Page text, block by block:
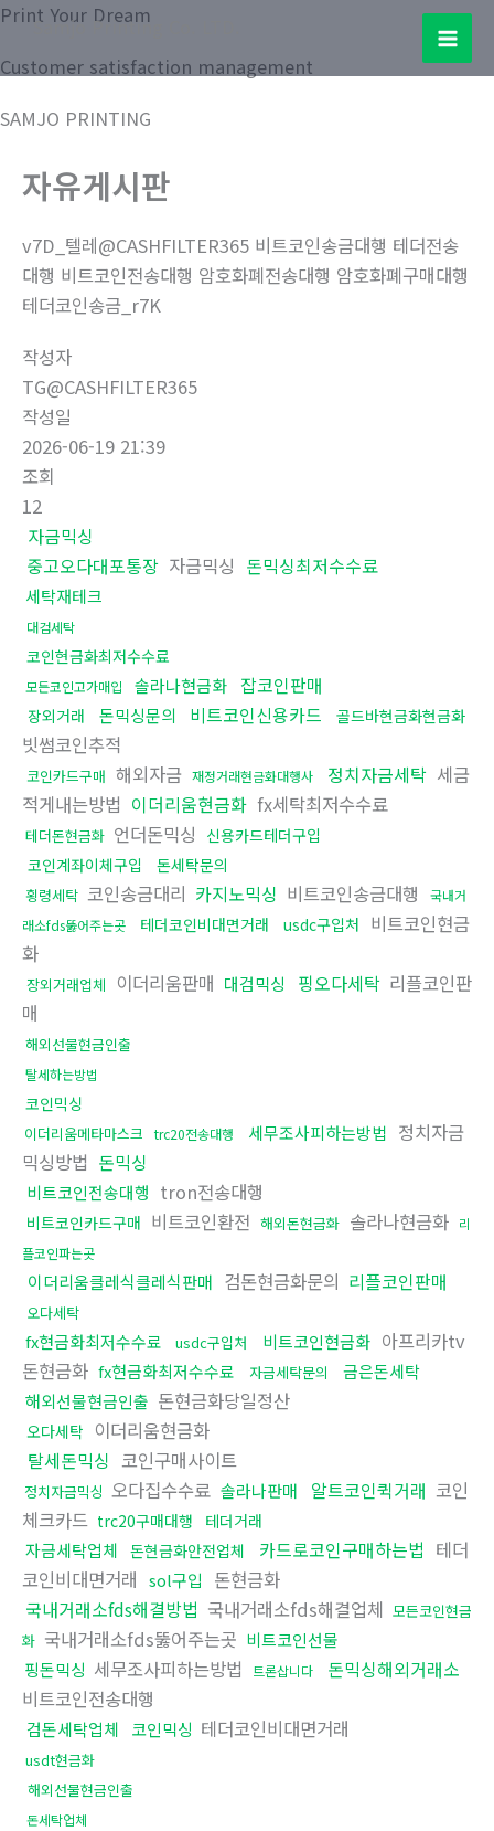
콘
츠
건
Samjo Printing Co. LTD.
Main
Print Your Dream
Customer satisfaction management
SAMJO PRINTING
자유게시판
v7D_텔레@CASHFILTER365 비트코인송금대행 테더전송
대행 비트코인전송대행 암호화폐전송대행 암호화폐구매대행
테더코인송금_r7K
작성자
TG@CASHFILTER365
작성일
2026-06-19 21:39
조회
12
자금믹싱
중고오다대포통장 자금믹싱 돈믹싱최저수수료
세탁재테크
대검세탁
코인현금화최저수수료
모든코인고가매입 솔라나현금화 잡코인판매
장외거래 돈믹싱문의 비트코인신용카드 골드바현금화현금화
빗썸코인추적
코인카드구매 해외자금 재정거래현금화대행사 정치자금세탁 세금
적게내는방법 이더리움현금화 fx세탁최저수수료
테더돈현금화 언더돈믹싱 신용카드테더구입
코인계좌이체구입
돈세탁문의
횡령세탁 코인송금대리 카지노믹싱 비트코인송금대행
국내거
래소fds뚫어주는곳
테더코인비대면거래 usdc구입처 비트코인현금
화
장외거래업체 이더리움판매 대검믹싱 핑오다세탁 리플코인판
매
해외선물현금인출
탈세하는방법
코인믹싱
이더리움메타마스크 trc20전송대행 세무조사피하는방법 정치자금
믹싱방법 돈믹싱
비트코인전송대행 tron전송대행
비트코인카드구매 비트코인환전 해외돈현금화 솔라나현금화 리
플코인파는곳
이더리움클레식클레식판매 검돈현금화문의 리플코인판매
오다세탁
fx현금화최저수수료 usdc구입처 비트코인현금화 아프리카tv
돈현금화 fx현금화최저수수료 자금세탁문의
금은돈세탁
해외선물현금인출 돈현금화당일정산
오다세탁 이더리움현금화
탈세돈믹싱 코인구매사이트
정치자금믹싱 오다집수수료 솔라나판매 알트코인퀵거래 코인
체크카드 trc20구매대행 테더거래
자금세탁업체 돈현금화안전업체 카드로코인구매하는법 테더
코인비대면거래 sol구입
돈현금화
국내거래소fds해결방법 국내거래소fds해결업체 모든코인현금
화 국내거래소fds뚫어주는곳 비트코인선물
핑돈믹싱 세무조사피하는방법 트론삽니다
돈믹싱해외거래소
비트코인전송대행
검돈세탁업체 코인믹싱 테더코인비대면거래
usdt현금화
해외선물현금인출
돈세탁업체